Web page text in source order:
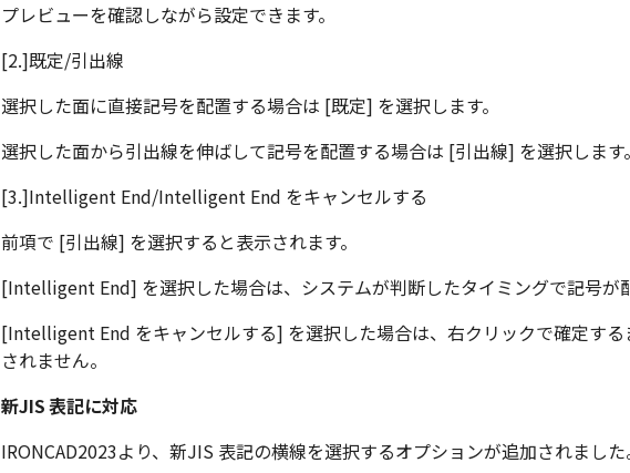
プレビューを確認しながら設定できます。
[2.]既定/引出線
選択した面に直接記号を配置する場合は [既定] を選択します。
選択した面から引出線を伸ばして記号を配置する場合は [引出線] を選択します。
[3.]Intelligent End/Intelligent End をキャンセルする
前項で [引出線] を選択すると表示されます。
[Intelligent End] を選択した場合は、システムが判断したタイミングで記号が
[Intelligent End をキャンセルする] を選択した場合は、右クリックで確定する
されません。
新JIS 表記に対応
IRONCAD2023より、新JIS 表記の横線を選択するオプションが追加されました